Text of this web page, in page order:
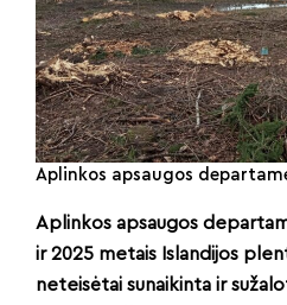
Aplinkos apsaugos
Aplinkos apsaugos
ir 2025 metais Islandijos
neteisėtai sunaikinta ir